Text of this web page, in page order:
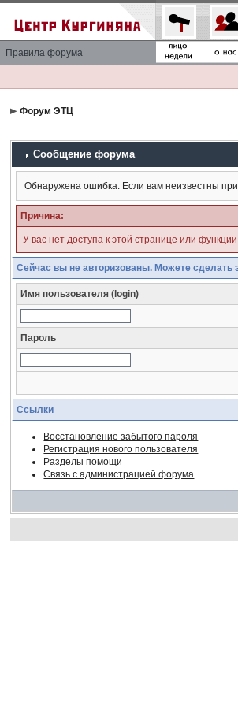
Правила форума
Форум ЭТЦ
Сообщение форума
Обнаружена ошибка. Если вам неизвестны
Причина:
У вас нет доступа к этой странице или
Сейчас вы не авторизованы. Можете сделать
Имя пользователя (login)
Пароль
Ссылки
Восстановление забытого пароля
Регистрация нового пользователя
Разделы помощи
Связь с администрацией форума